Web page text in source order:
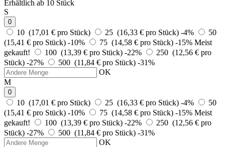
Erhältlich ab 10 Stück
S
0
10 (17,01 € pro Stück) 25 (16,33 € pro Stück) -4%
50
(15,41 € pro Stück) -10% 75 (14,58 € pro Stück) -15% Meist
gekauft!
100 (13,39 € pro Stück) -22%
250 (12,56 € pro
Stück) -27% 500 (11,84 € pro Stück) -31%
OK
M
0
10 (17,01 € pro Stück) 25 (16,33 € pro Stück) -4%
50
(15,41 € pro Stück) -10% 75 (14,58 € pro Stück) -15% Meist
gekauft!
100 (13,39 € pro Stück) -22%
250 (12,56 € pro
Stück) -27% 500 (11,84 € pro Stück) -31%
OK